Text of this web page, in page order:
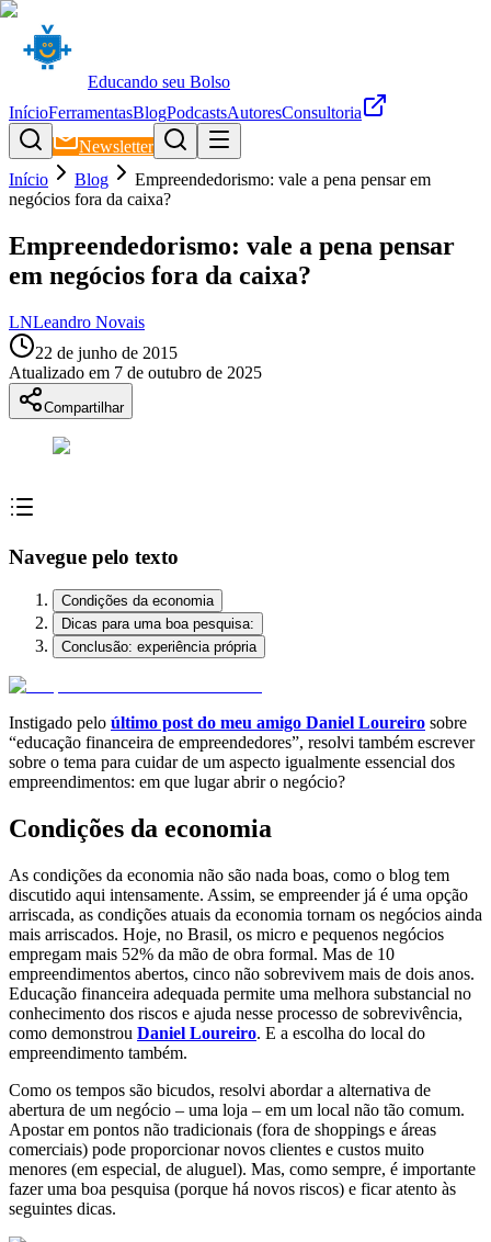
Educando seu Bolso
InícioFerramentasBlogPodcastsAutoresConsultoria
Newsletter
Início
Blog
Empreendedorismo: vale a pena pensar em
negócios fora da caixa?
Empreendedorismo: vale a pena pensar
em negócios fora da caixa?
LNLeandro Novais
22 de junho de 2015
Atualizado em 7 de outubro de 2025
Compartilhar
Navegue pelo texto
Condições da economia
Dicas para uma boa pesquisa:
Conclusão: experiência própria
Instigado pelo último post do meu amigo Daniel Loureiro sobre
“educação financeira de empreendedores”, resolvi também escrever
sobre o tema para cuidar de um aspecto igualmente essencial dos
empreendimentos: em que lugar abrir o negócio?
Condições da economia
As condições da economia não são nada boas, como o blog tem
discutido aqui intensamente. Assim, se empreender já é uma opção
arriscada, as condições atuais da economia tornam os negócios ainda
mais arriscados. Hoje, no Brasil, os micro e pequenos negócios
empregam mais 52% da mão de obra formal. Mas de 10
empreendimentos abertos, cinco não sobrevivem mais de dois anos.
Educação financeira adequada permite uma melhora substancial no
conhecimento dos riscos e ajuda nesse processo de sobrevivência,
como demonstrou Daniel Loureiro. E a escolha do local do
empreendimento também.
Como os tempos são bicudos, resolvi abordar a alternativa de
abertura de um negócio – uma loja – em um local não tão comum.
Apostar em pontos não tradicionais (fora de shoppings e áreas
comerciais) pode proporcionar novos clientes e custos muito
menores (em especial, de aluguel). Mas, como sempre, é importante
fazer uma boa pesquisa (porque há novos riscos) e ficar atento às
seguintes dicas.